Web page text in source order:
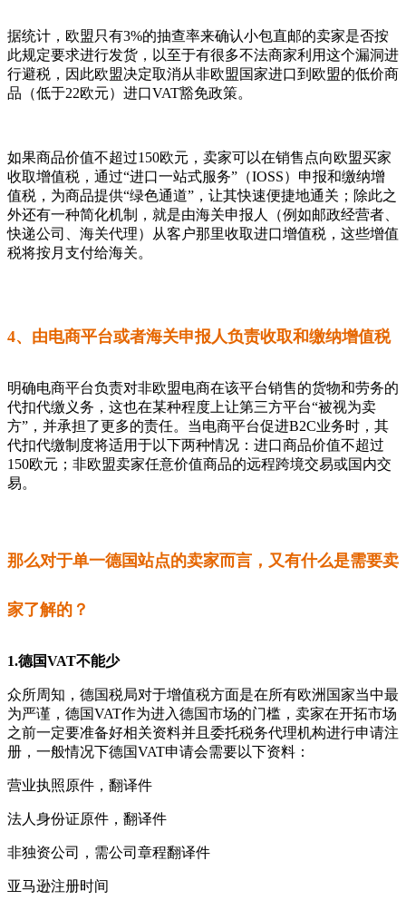
据统计，欧盟只有3%的抽查率来确认小包直邮的卖家是否按
此规定要求进行发货，以至于有很多不法商家利用这个漏洞进
行避税，因此欧盟决定取消从非欧盟国家进口到欧盟的低价商
品（低于22欧元）进口VAT豁免政策。
如果商品价值不超过150欧元，卖家可以在销售点向欧盟买家
收取增值税，通过“进口一站式服务”（IOSS）申报和缴纳增
值税，为商品提供“绿色通道”，让其快速便捷地通关；除此之
外还有一种简化机制，就是由海关申报人（例如邮政经营者、
快递公司、海关代理）从客户那里收取进口增值税，这些增值
税将按月支付给海关。
4、由电商平台或者海关申报人负责收取和缴纳增值税
明确电商平台负责对非欧盟电商在该平台销售的货物和劳务的
代扣代缴义务，这也在某种程度上让第三方平台“被视为卖
方”，并承担了更多的责任。当电商平台促进B2C业务时，其
代扣代缴制度将适用于以下两种情况：进口商品价值不超过
150欧元；非欧盟卖家任意价值商品的远程跨境交易或国内交
易。
那么对于单一德国站点的卖家而言，又有什么是需要卖
家了解的？
1.德国VAT不能少
众所周知，德国税局对于增值税方面是在所有欧洲国家当中最
为严谨，德国VAT作为进入德国市场的门槛，卖家在开拓市场
之前一定要准备好相关资料并且委托税务代理机构进行申请注
册，一般情况下德国VAT申请会需要以下资料：
营业执照原件，翻译件
法人身份证原件，翻译件
非独资公司，需公司章程翻译件
亚马逊注册时间